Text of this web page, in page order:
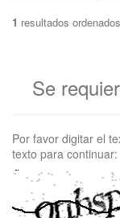
1 resultados
Se
Por favor digitar el
texto para continuar: